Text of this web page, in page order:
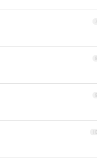
7
8
9
10